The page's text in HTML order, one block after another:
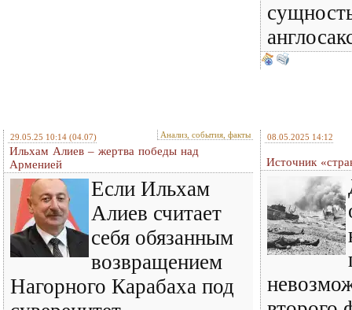
29.05.25 10:14 (04.07) Анализ, события, факты
Ильхам Алиев – жертва победы над
Арменией
Если Ильхам
Алиев считает
себя обязанным
возвращением
Нагорного Карабаха под
08.05.2025 14:12
Источник